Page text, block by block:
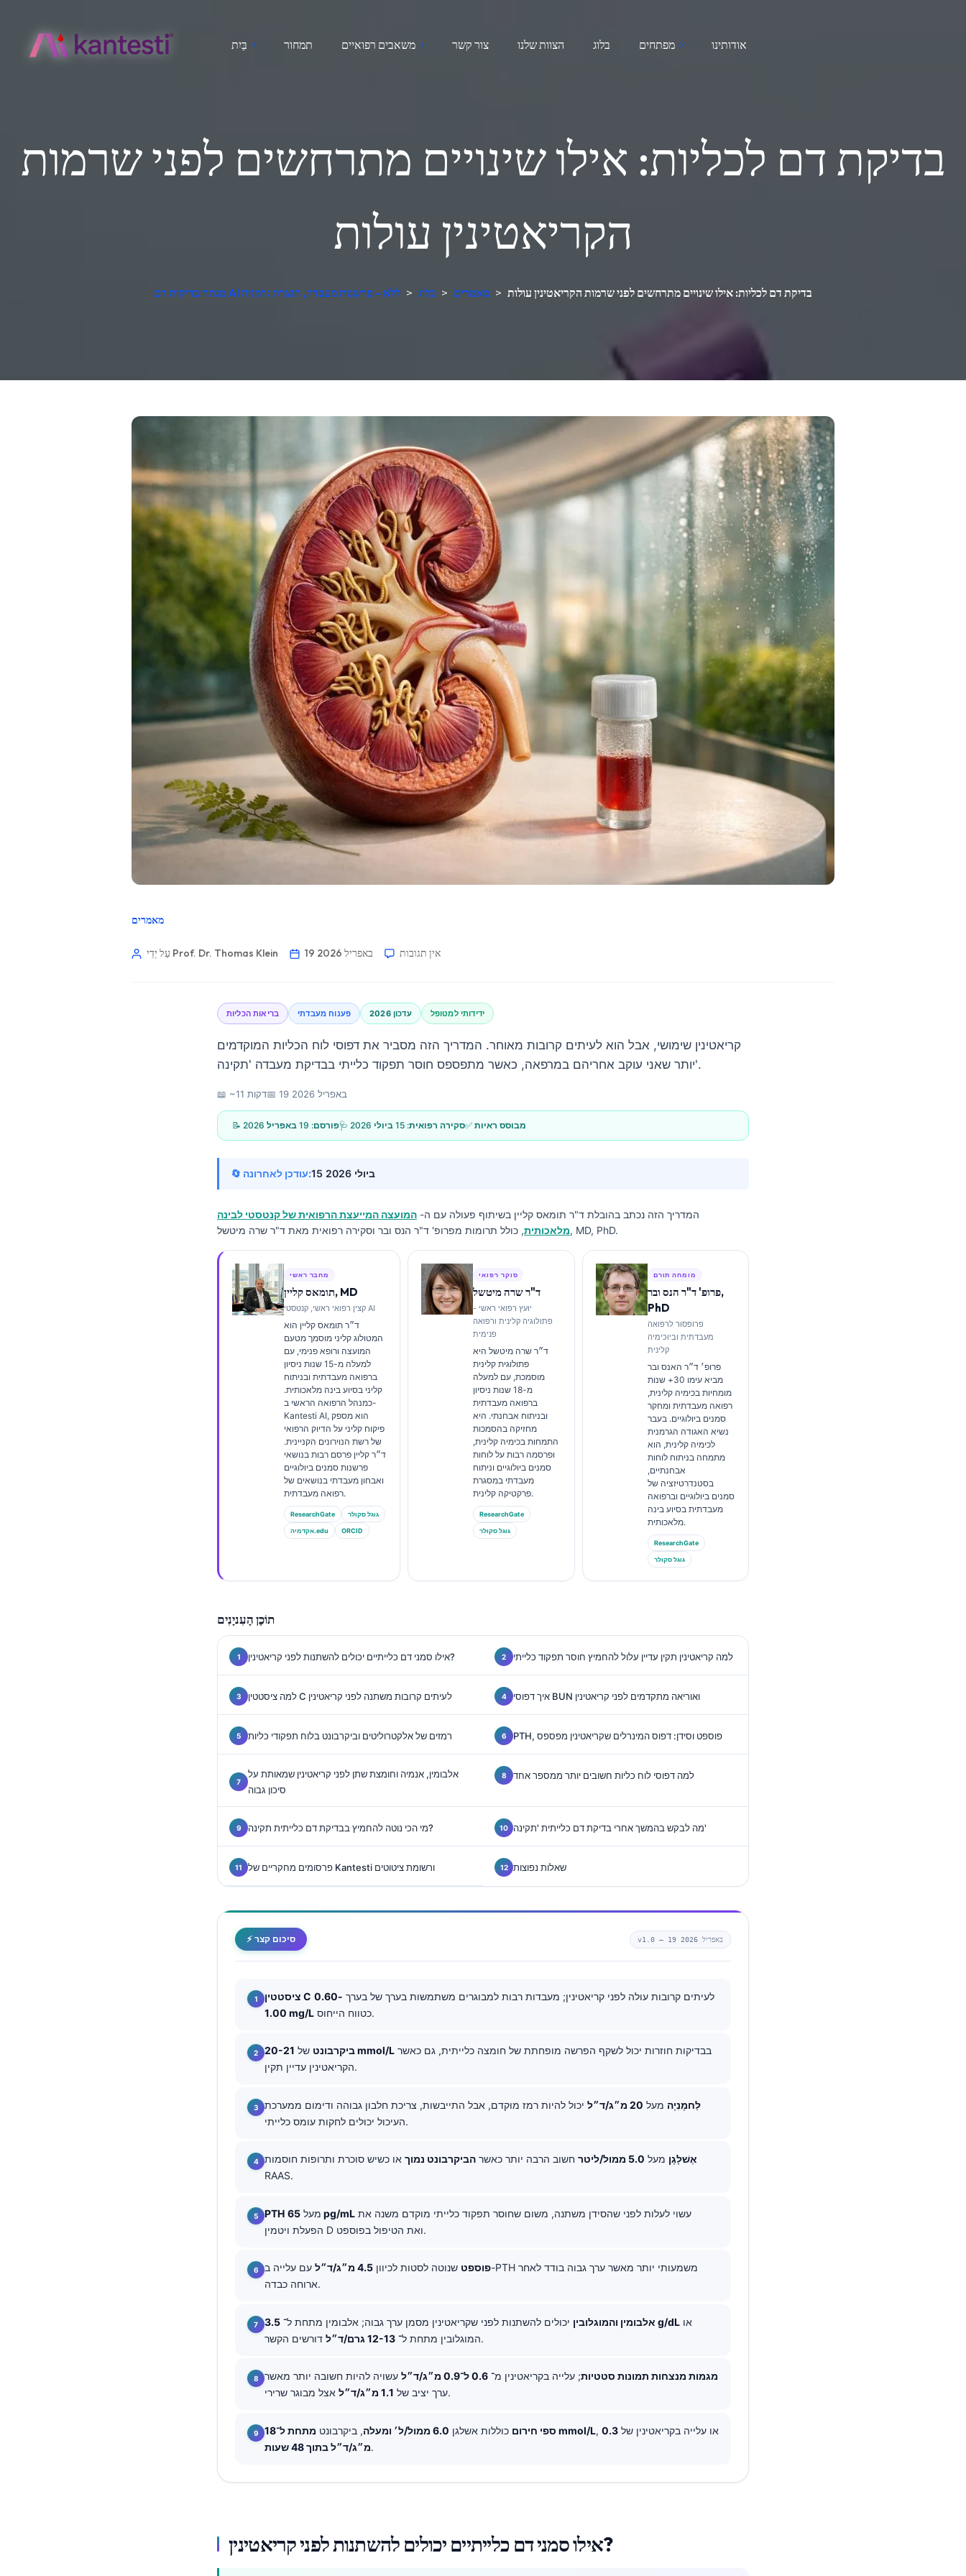
בַּיִת תמחור משאבים רפואיים צור קשר הצוות שלנו בלוג מפתחים אודותינו
בדיקת דם לכליות: אילו שינויים מתרחשים לפני שרמות
הקריאטינין עולות
מנתח בדיקות דם AI ללא - פרשנות מעבדה, תוצרת גרמניה > בלוג > מאמרים > בדיקת דם לכליות: אילו שינויים מתרחשים לפני שרמות הקריאטינין עולות
מאמרים
עַל יְדֵי Prof. Dr. Thomas Klein 19 באפריל 2026 אין תגובות
בריאות הכליות פענוח מעבדתי עדכון 2026 ידידותי למטופל
קריאטינין שימושי, אבל הוא לעיתים קרובות מאוחר. המדריך הזה מסביר את דפוסי לוח הכליות המוקדמים
יותר שאני עוקב אחריהם במרפאה, כאשר מתפספס חוסר תפקוד כלייתי בבדיקת מעבדה 'תקינה'.
📖 ~11 דקות📅 19 באפריל 2026
📝 פורסם: 19 באפריל 2026 🩺 סקירה רפואית: 15 ביולי 2026 ✅ מבוסס ראיות
🔄 עודכן לאחרונה: 15 ביולי 2026
המדריך הזה נכתב בהובלת ד"ר תומאס קליין בשיתוף פעולה עם ה- המועצה המייעצת הרפואית של קנטסטי לבינה
מלאכותית, כולל תרומות מפרופ' ד"ר הנס ובר וסקירה רפואית מאת ד"ר שרה מיטשל, MD, PhD.
מחבר ראשי
תומאס קליין, MD
קצין רפואי ראשי, קנטסטי AI
ד״ר תומאס קליין הוא
המטולוג קליני מוסמך מטעם
המועצה ורופא פנימי, עם
למעלה מ-15 שנות ניסיון
ברפואה מעבדתית ובניתוח
קליני בסיוע בינה מלאכותית.
כמנהל הרפואה הראשי ב-
Kantesti AI, הוא מספק
פיקוח קליני על הדיוק הרפואי
של רשת הנוירונים הקניינית.
ד״ר קליין פרסם רבות בנושאי
פרשנות סמנים ביולוגיים
ואבחון מעבדתי בנושאים של
רפואה מעבדתית.
ResearchGate גוגל סקולר
אקדמיה.edu ORCID
סוקר רפואי
ד"ר שרה מיטשל
יועץ רפואי ראשי -
פתולוגיה קלינית ורפואה
פנימית
ד״ר שרה מיטשל היא
פתולוגית קלינית
מוסמכת, עם למעלה
מ-18 שנות ניסיון
ברפואה מעבדתית
ובניתוח אבחנתי. היא
מחזיקה בהסמכות
התמחות בכימיה קלינית,
ופרסמה רבות על לוחות
סמנים ביולוגיים וניתוח
מעבדתי במסגרת
פרקטיקה קלינית.
ResearchGate
גוגל סקולר
מומחה תורם
פרופ' ד"ר הנס ובר,
PhD
פרופסור לרפואה
מעבדתית וביוכימיה
קלינית
פרופ׳ ד״ר האנס ובר
מביא עימו 30+ שנות
מומחיות בכימיה קלינית,
רפואה מעבדתית ומחקר
סמנים ביולוגיים. בעבר
נשיא האגודה הגרמנית
לכימיה קלינית, הוא
מתמחה בניתוח לוחות
אבחנתיים,
בסטנדרטיזציה של
סמנים ביולוגיים וברפואה
מעבדתית בסיוע בינה
מלאכותית.
ResearchGate
גוגל סקולר
תוֹכֶן הָעִניָנִים
אילו סמני דם כלייתיים יכולים להשתנות לפני קריאטינין? למה קריאטינין תקין עדיין עלול להחמיץ חוסר תפקוד כלייתי
למה ציסטטין C לעיתים קרובות משתנה לפני קריאטינין איך דפוסי BUN ואוריאה מתקדמים לפני קריאטינין
רמזים של אלקטרוליטים וביקרבונט בלוח תפקודי כליות PTH, פוספט וסידן: דפוס המינרלים שקריאטינין מפספס
אלבומין, אנמיה וחומצת שתן לפני קריאטינין שמאותת על
סיכון גבוה
למה דפוסי לוח כליות חשובים יותר ממספר אחד
מי הכי נוטה להחמיץ בבדיקת דם כלייתית תקינה? מה לבקש בהמשך אחרי בדיקת דם כלייתית 'תקינה'
פרסומים מחקריים של Kantesti ורשומת ציטוטים שאלות נפוצות
⚡ סיכום קצר v1.0 — 19 באפריל 2026
ציסטטין C לעיתים קרובות עולה לפני קריאטינין; מעבדות רבות למבוגרים משתמשות בערך של בערך 0.60-
1.00 mg/L
כטווח הייחוס.
ביקרבונט של 20-21 mmol/L
הקריאטינין עדיין תקין.
לַחמָנִיָה מעל 20 מ״ג/ד״ל
יכול להיות רמז מוקדם, אבל התייבשות, צריכת חלבון גבוהה ודימום ממערכת
העיכול יכולים לחקות עומס כלייתי.
אֶשׁלָגָן מעל 5.0 ממול/ליטר חשוב הרבה יותר כאשר הביקרבונט נמוך או כשיש סוכרת ותרופות חוסמות
RAAS.
PTH מעל 65 pg/mL
הפעלת ויטמין D ואת הטיפול בפוספט.
פוספט שנוטה לסטות לכיוון 4.5 מ״ג/ד״ל
עם עלייה ב-PTH משמעותי יותר מאשר ערך גבוה בודד לאחר
ארוחה כבדה.
אלבומין והמוגלובין יכולים להשתנות לפני שקריאטינין מסמן ערך גבוה; אלבומין מתחת ל־ 3.5 g/dL
המוגלובין מתחת ל־ 12-13 גרם/ד״ל דורשים הקשר.
מגמות מנצחות תמונות סטטיות; עלייה בקריאטינין מ־ 0.6 ל־0.9 מ״ג/ד״ל
עשויה להיות חשובה יותר מאשר
ערך יציב של 1.1 מ״ג/ד״ל אצל מבוגר שרירי.
ספי חירום כוללות אשלגן 6.0 ממול/ל׳ ומעלה , ביקרבונט מתחת ל־18 mmol/L , או עלייה בקריאטינין של 0.3
מ״ג/ד״ל בתוך 48 שעות.
אילו סמני דם כלייתיים יכולים להשתנות לפני קריאטינין?